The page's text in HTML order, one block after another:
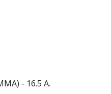
- 16.5 А.